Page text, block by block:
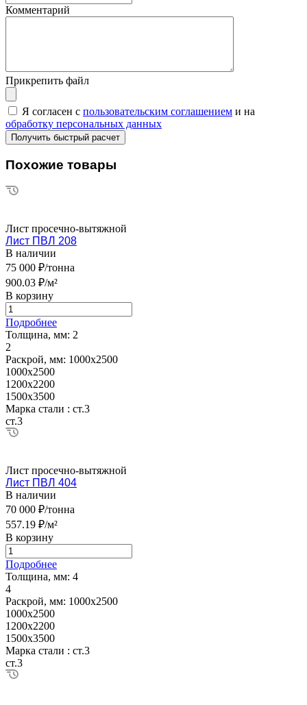
Комментарий
Прикрепить файл
Я согласен с пользовательским соглашением и на
обработку персональных данных
Похожие товары
Лист просечно-вытяжной
Лист ПВЛ 208
В наличии
75 000 ₽/тонна
900.03 ₽/м²
В корзину
Подробнее
Толщина, мм: 2
2
Раскрой, мм: 1000х2500
1000х2500
1200х2200
1500х3500
Марка стали : ст.3
ст.3
Лист просечно-вытяжной
Лист ПВЛ 404
В наличии
70 000 ₽/тонна
557.19 ₽/м²
В корзину
Подробнее
Толщина, мм: 4
4
Раскрой, мм: 1000х2500
1000х2500
1200х2200
1500х3500
Марка стали : ст.3
ст.3